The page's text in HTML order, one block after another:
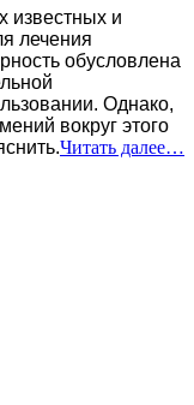
известных и
лечения
обусловлена
Однако,
вокруг этого
Читать далее…